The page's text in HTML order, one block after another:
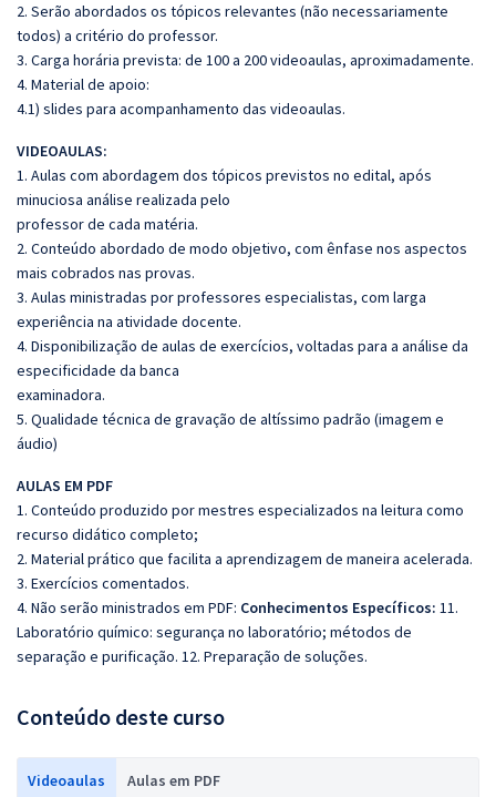
2. Serão abordados os tópicos relevantes (não necessariamente
todos) a critério do professor.
3. Carga horária prevista: de 100 a 200 videoaulas, aproximadamente.
4. Material de apoio:
4.1) slides para acompanhamento das videoaulas.
VIDEOAULAS:
1. Aulas com abordagem dos tópicos previstos no edital, após
minuciosa análise realizada pelo
professor de cada matéria.
2. Conteúdo abordado de modo objetivo, com ênfase nos aspectos
mais cobrados nas provas.
3. Aulas ministradas por professores especialistas, com larga
experiência na atividade docente.
4. Disponibilização de aulas de exercícios, voltadas para a análise da
especificidade da banca
examinadora.
5. Qualidade técnica de gravação de altíssimo padrão (imagem e
áudio)
AULAS EM PDF
1. Conteúdo produzido por mestres especializados na leitura como
recurso didático completo;
2. Material prático que facilita a aprendizagem de maneira acelerada.
3. Exercícios comentados.
4. Não serão ministrados em PDF: Conhecimentos Específicos: 11.
Laboratório químico: segurança no laboratório; métodos de
separação e purificação. 12. Preparação de soluções.
Conteúdo deste curso
Videoaulas Aulas em PDF